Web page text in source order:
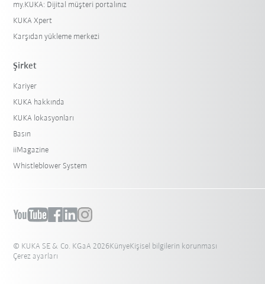
my.KUKA: Dijital müşteri portalınız
KUKA Xpert
Karşıdan yükleme merkezi
Şirket
Kariyer
KUKA hakkında
KUKA lokasyonları
Basın
iiMagazine
Whistleblower System
© KUKA SE & Co. KGaA 2026KünyeKişisel bilgilerin korunması
Çerez ayarları